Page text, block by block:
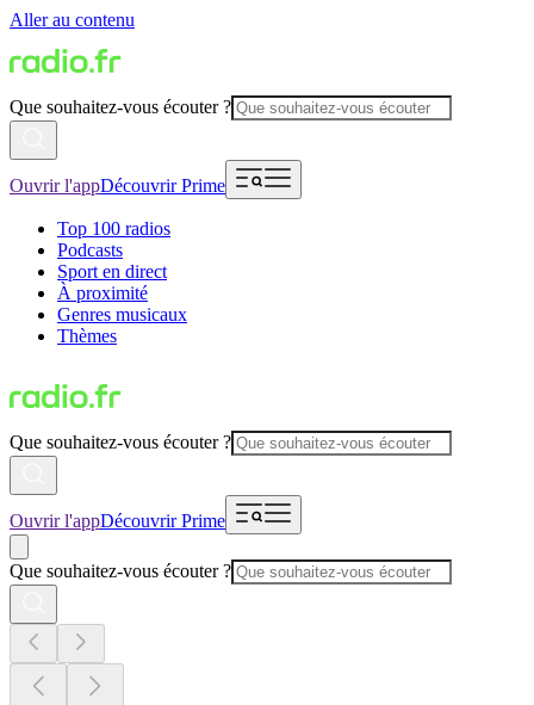
Aller au contenu
Que souhaitez-vous écouter ?
Ouvrir l'appDécouvrir Prime
Top 100 radios
Podcasts
Sport en direct
À proximité
Genres musicaux
Thèmes
Que souhaitez-vous écouter ?
Ouvrir l'appDécouvrir Prime
Que souhaitez-vous écouter ?